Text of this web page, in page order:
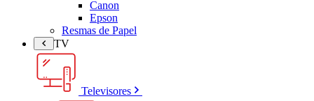
Canon
Epson
Resmas de Papel
TV
Televisores